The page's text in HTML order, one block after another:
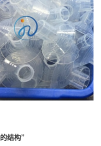
结构”